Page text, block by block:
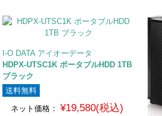
I-O DATA アイオーデータ
HDPX-UTSC1K ポータブルHDD 1TB
ブラック
送料無料
ネット価格：
¥19,580(税込)